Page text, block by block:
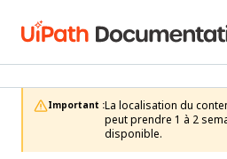
Important :La localisation du
peut prendre 1 à 2
disponible.